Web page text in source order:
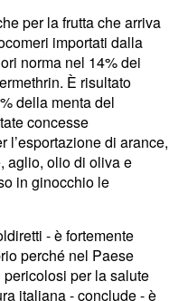
per la frutta che arriva
importati dalla
norma nel 14% dei
È risultato
della menta del
concesse
l’esportazione di arance,
aglio, olio di oliva e
in ginocchio le
- è fortemente
perché nel Paese
per la salute
italiana - conclude - è